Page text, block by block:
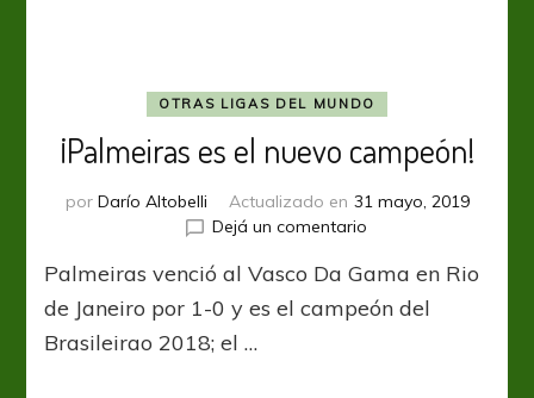
OTRAS LIGAS DEL MUNDO
¡Palmeiras es el nuevo campeón!
por Darío Altobelli Actualizado en 31 mayo, 2019
Dejá un comentarioen
es
el
Palmeiras venció al Vasco Da Gama en Rio
de Janeiro por 1-0 y es el campeón del
Brasileirao 2018; el …